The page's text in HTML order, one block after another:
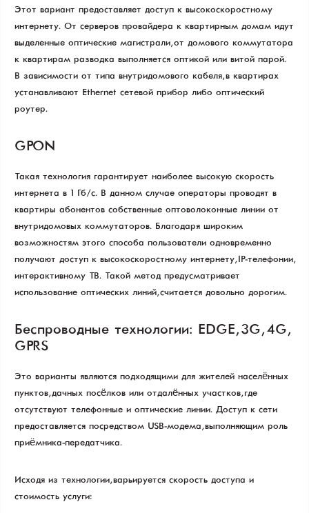
Этот вариант предоставляет доступ к высокоскоростному
интернету. От серверов провайдера к квартирным домам идут
выделенные оптические магистрали, от домового коммутатора
к квартирам разводка выполняется оптикой или витой парой.
В зависимости от типа внутридомового кабеля, в квартирах
устанавливают Ethernet сетевой прибор либо оптический
роутер.
GPON
Такая технология гарантирует наиболее высокую скорость
интернета в 1 Гб/с. В данном случае операторы проводят в
квартиры абонентов собственные оптоволоконные линии от
внутридомовых коммутаторов. Благодаря широким
возможностям этого способа пользователи одновременно
получают доступ к высокоскоростному интернету, IP-телефонии,
интерактивному ТВ. Такой метод предусматривает
использование оптических линий, считается довольно дорогим.
Беспроводные технологии: EDGE, 3G, 4G,
GPRS
Это варианты являются подходящими для жителей населённых
пунктов, дачных посёлков или отдалённых участков, где
отсутствуют телефонные и оптические линии. Доступ к сети
предоставляется посредством USB-модема, выполняющим роль
приёмника-передатчика.
Исходя из технологии, варьируется скорость доступа и
стоимость услуги: